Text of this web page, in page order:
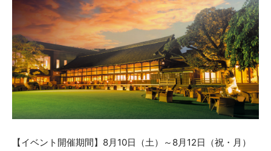
【イベント開催期間】8月10日（土）～8月12日（祝・月）